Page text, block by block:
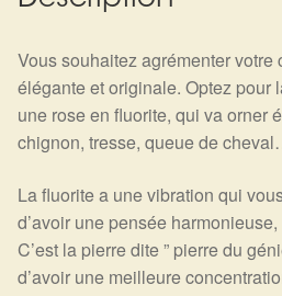
Vous souhaitez agrémenter votre
élégante et originale. Optez pour
une rose en fluorite, qui va orner
chignon, tresse, queue de
La fluorite a une vibration qui
d’avoir une pensée
C’est la pierre dite ” pierre du
d’avoir une meilleure